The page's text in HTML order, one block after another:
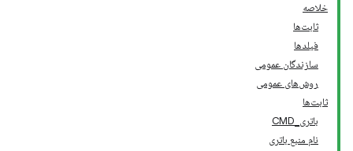
خلاصه
ثابت‌ها
فیلدها
سازندگان عمومی
روش‌های عمومی
ثابت‌ها
باتری_CMD
نام منبع باتری